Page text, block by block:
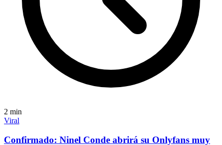
2 min
Viral
Confirmado: Ninel Conde abrirá su Onlyfans muy